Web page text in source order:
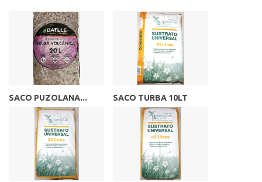
SACO PUZOLANA... SACO TURBA 10LT